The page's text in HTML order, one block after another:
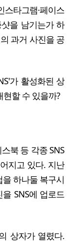
타그램·페이스
을 남기는가 하
과거 사진을 공
가 활성화된 상
현할 수 있을까?
북 등 각종 SNS
지고 있다. 지난
하나둘 복구시
SNS에 업로드
상자가 열렸다.